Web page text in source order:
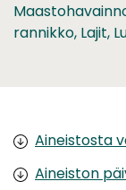
rannikko, Lajit,
Aineistosta
Aineiston